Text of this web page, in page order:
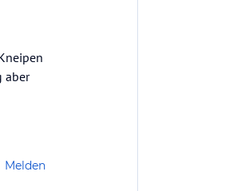
aber
Melden